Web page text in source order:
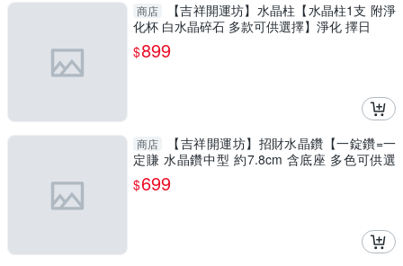
商店
【吉祥開運坊】水晶柱【水晶柱1支 附淨
化杯 白水晶碎石 多款可供選擇】淨化 擇日
$899
商店
【吉祥開運坊】招財水晶鑽【一錠鑽=一
定賺 水晶鑽中型 約7.8cm 含底座 多色可供選
擇】淨化 擇日
$699